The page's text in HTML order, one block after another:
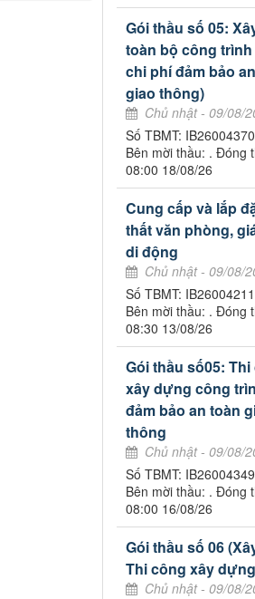
Gói thầu số 05:
toàn bộ công trình
chi phí đảm bảo
giao thông)
Chủ nhật - 09/08/
Số TBMT:
Bên mời thầu: . Đóng
08:00 18/08/26
Cung cấp và lắp
thất văn phòng,
di động
Chủ nhật - 09/08/
Số TBMT:
Bên mời thầu: . Đóng
08:30 13/08/26
Gói thầu số05:
xây dựng công
đảm bảo an toàn
thông
Chủ nhật - 09/08/
Số TBMT:
Bên mời thầu: . Đóng
08:00 16/08/26
Gói thầu số 06
Thi công xây dựng
Chủ nhật - 09/08/